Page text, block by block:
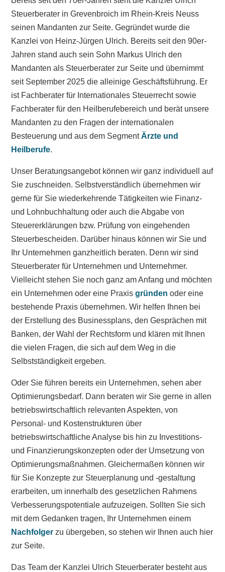
Steuerberater in Grevenbroich im Rhein-Kreis Neuss
seinen Mandanten zur Seite. Gegründet wurde die
Kanzlei von Heinz-Jürgen Ulrich. Bereits seit den 90er-
Jahren stand auch sein Sohn Markus Ulrich den
Mandanten als Steuerberater zur Seite und übernimmt
seit September 2025 die alleinige Geschäftsführung. Er
ist Fachberater für Internationales Steuerrecht sowie
Fachberater für den Heilberufebereich und berät unsere
Mandanten zu den Fragen der internationalen
Besteuerung und aus dem SegmentÄrzte und
Heilberufe.
Unser Beratungsangebot können wir ganz individuell auf
Sie zuschneiden. Selbstverständlich übernehmen wir
gerne für Sie wiederkehrende Tätigkeiten wie Finanz-
und Lohnbuchhaltung oder auch die Abgabe von
Steuererklärungen bzw. Prüfung von eingehenden
Steuerbescheiden. Darüber hinaus können wir Sie und
Ihr Unternehmen ganzheitlich beraten. Denn wir sind
Steuerberater für Unternehmen und Unternehmer.
Vielleicht stehen Sie noch ganz am Anfang und möchten
ein Unternehmen oder eine Praxisgründenoder eine
bestehende Praxis übernehmen. Wir helfen Ihnen bei
der Erstellung des Businessplans, den Gesprächen mit
Banken, der Wahl der Rechtsform und klären mit Ihnen
die vielen Fragen, die sich auf dem Weg in die
Selbstständigkeit ergeben.
Oder Sie führen bereits ein Unternehmen, sehen aber
Optimierungsbedarf. Dann beraten wir Sie gerne in allen
betriebswirtschaftlich relevanten Aspekten, von
Personal- und Kostenstrukturen über
betriebswirtschaftliche Analyse bis hin zu Investitions-
und Finanzierungskonzepten oder der Umsetzung von
Optimierungsmaßnahmen. Gleichermaßen können wir
für Sie Konzepte zur Steuerplanung und -gestaltung
erarbeiten, um innerhalb des gesetzlichen Rahmens
Verbesserungspotentiale aufzuzeigen. Sollten Sie sich
mit dem Gedanken tragen, Ihr Unternehmen einem
Nachfolger zu übergeben, so stehen wir Ihnen auch hier
zur Seite.
Das Team der Kanzlei Ulrich Steuerberater besteht aus